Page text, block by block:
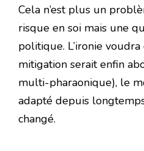
Cela n’est plus un
risque en soi mais une
politique. L’ironie
mitigation serait enfin
multi-pharaonique), le
adapté depuis
changé.